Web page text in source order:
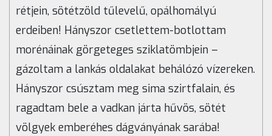
rétjein, sötétzöld tűlevelű, opálhomályú
erdeiben! Hányszor csetlettem-botlottam
morénáinak görgeteges sziklatömbjein –
gázoltam a lankás oldalakat behálózó vízereken.
Hányszor csúsztam meg sima szirtfalain, és
ragadtam bele a vadkan járta hűvös, sötét
völgyek emberéhes dágványának sarába!